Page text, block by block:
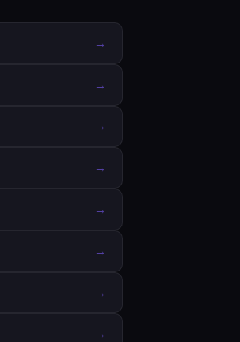
→
→
→
→
→
→
→
→